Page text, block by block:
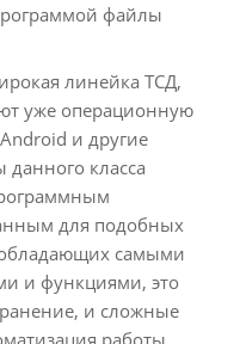
файлы
линейка ТСД,
уже операционную
и другие
класса
для подобных
самыми
и функциями, это
и сложные
работы